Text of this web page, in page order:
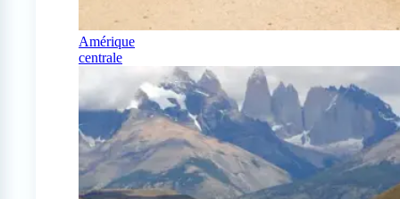
Amérique
centrale